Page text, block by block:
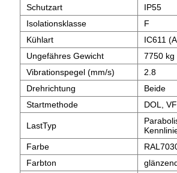
Schutzart
IP55
Isolationsklasse
F
Kühlart
IC611
Ungefähres Gewicht
7750 kg
Vibrationspegel (mm/s)
2.8
Drehrichtung
Beide
Startmethode
DOL,
LastTyp
Farbe
Farbton